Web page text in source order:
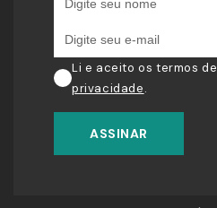
Li e aceito os termos de
privacidade.
ASSINAR